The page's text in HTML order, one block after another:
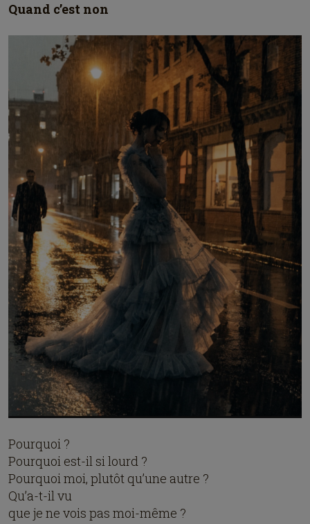
Quand c’est non
Pourquoi ?
Pourquoi est-il si lourd ?
Pourquoi moi, plutôt qu’une autre ?
Qu’a-t-il vu
que je ne vois pas moi-même ?